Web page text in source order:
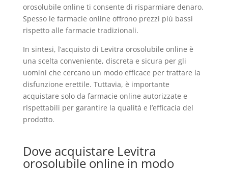
orosolubile online ti consente di risparmiare denaro.
Spesso le farmacie online offrono prezzi più bassi
rispetto alle farmacie tradizionali.
In sintesi, l’acquisto di Levitra orosolubile online è
una scelta conveniente, discreta e sicura per gli
uomini che cercano un modo efficace per trattare la
disfunzione erettile. Tuttavia, è importante
acquistare solo da farmacie online autorizzate e
rispettabili per garantire la qualità e l’efficacia del
prodotto.
Dove acquistare Levitra
orosolubile online in modo